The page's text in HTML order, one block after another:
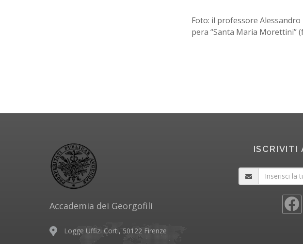
Foto: il professore
pera “Santa Maria
Accademia dei Georgofili
Logge Uffizi Corti, 50122 Firenze
ISCRIVITI